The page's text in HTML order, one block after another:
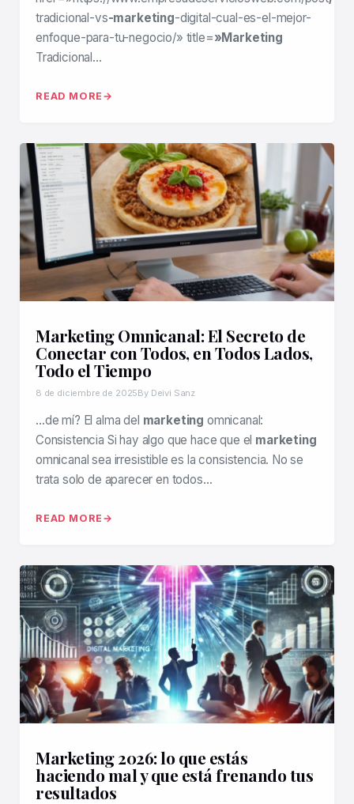
tradicional-vs-marketing-digital-cual-es-el-mejor-
enfoque-para-tu-negocio/» title=»Marketing
Tradicional…
READ MORE
Marketing Omnicanal: El Secreto de
Conectar con Todos, en Todos Lados,
Todo el Tiempo
8 de diciembre de 2025By Deivi Sanz
…de mí? El alma del marketing omnicanal:
Consistencia Si hay algo que hace que el marketing
omnicanal sea irresistible es la consistencia. No se
trata solo de aparecer en todos…
READ MORE
Marketing 2026: lo que estás
haciendo mal y que está frenando tus
resultados